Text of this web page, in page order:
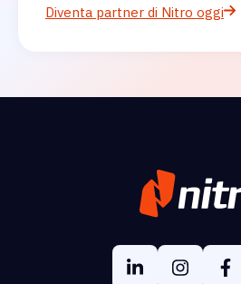
Diventa partner di Nitro oggi